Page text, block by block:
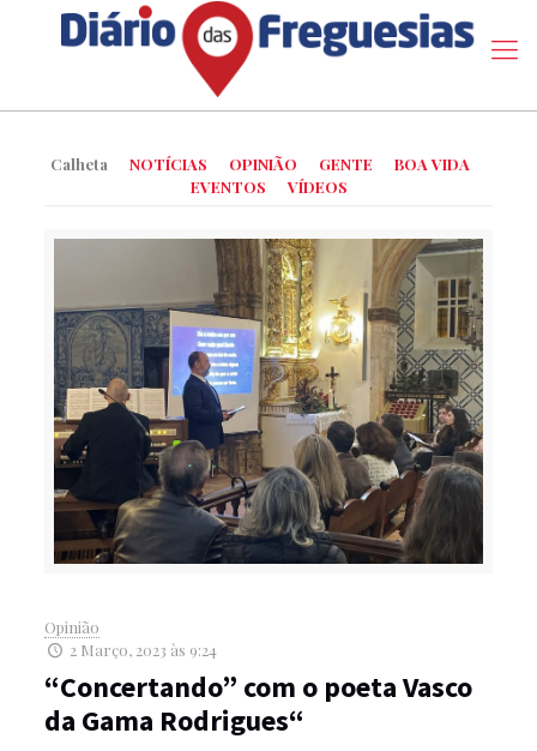
Calheta NOTÍCIAS OPINIÃO GENTE
BOA VIDA
EVENTOS
VÍDEOS
Opinião
2 Março, 2023 às 9:24
“Concertando” com o poeta Vasco
da Gama Rodrigues“